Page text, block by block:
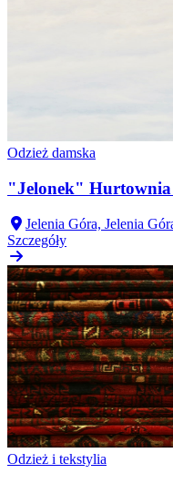
Odzież damska
"Jelonek" Hurtownia
Jelenia Góra, Jelenia
Szczegóły
Odzież i tekstylia